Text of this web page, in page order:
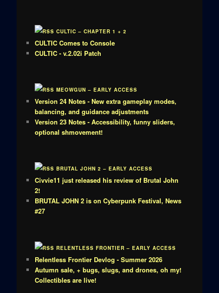
CULTIC – CHAPTER 1 + 2
CULTIC Comes to Console
CULTIC - v.2.02i Patch
MEOWGUN – EARLY ACCESS
Version 24 Notes - New extra gameplay modes,
balancing, and guidance adjustments
Version 23 Notes - Accessibility, funny sliders,
optional shmovement!
BRUTAL JOHN 2 – EARLY ACCESS
Civvie11 just released his review of Brutal John
2!
BRUTAL JOHN 2 is on Cyberpunk Festival, News
#27
RELENTLESS FRONTIER – EARLY ACCESS
Relentless Frontier Devlog - Summer 2026
Autumn sale, + bugs, slugs, and drones, oh my!
Collectibles are live!